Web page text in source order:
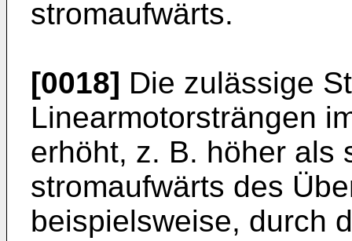
stromaufwärts.
[0018] Die zulässige
Linearmotorsträngen
erhöht, z. B. höher als
stromaufwärts des
beispielsweise, durch